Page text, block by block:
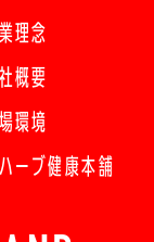
理念
概要
環境
ーブ健康本舗